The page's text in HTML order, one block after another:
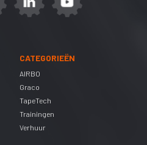
CATEGORIEËN
AIRBO
Graco
TapeTech
Trainingen
Verhuur